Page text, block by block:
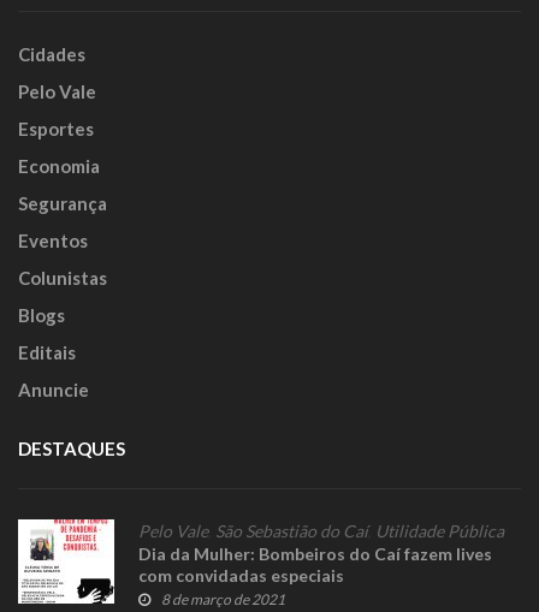
Cidades
Pelo Vale
Esportes
Economia
Segurança
Eventos
Colunistas
Blogs
Editais
Anuncie
DESTAQUES
Pelo Vale, São Sebastião do Caí, Utilidade Pública
Dia da Mulher: Bombeiros do Caí fazem lives
com convidadas especiais
8 de março de 2021